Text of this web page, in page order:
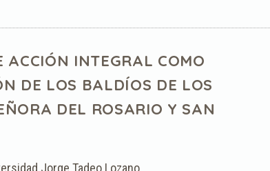
ACCIÓN INTEGRAL COMO
DE LOS BALDÍOS DE LOS
DEL ROSARIO Y SAN
Jorge Tadeo Lozano